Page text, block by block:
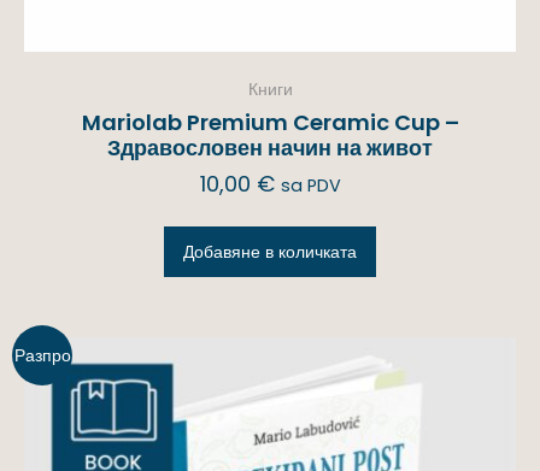
Книги
Mariolab Premium Ceramic Cup –
Здравословен начин на живот
10,00 € sa PDV
Добавяне в количката
Разпро